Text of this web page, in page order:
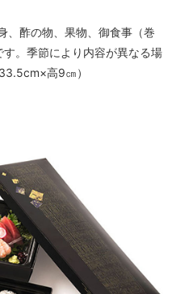
、酢の物、果物、御食事（巻
。季節により内容が異なる場
高9㎝）